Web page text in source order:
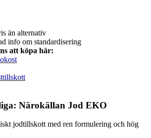
än alternativ
info om standardisering
att köpa här:
Närokällan Jod EKO
jodtillskott med ren formulering och hög